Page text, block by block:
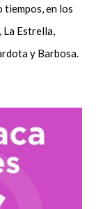
en los
La Estrella,
y Barbosa.